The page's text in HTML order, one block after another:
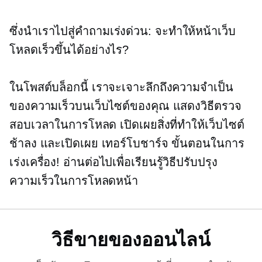
ซึ่งนำเราไปสู่คำถามเร่งด่วน: จะทำให้หน้าเว็บ
โหลดเร็วขึ้นได้อย่างไร?
ในโพสต์บล็อกนี้ เราจะเจาะลึกถึงความจำเป็น
ของความเร็วบนเว็บไซต์ของคุณ แสดงวิธีตรวจ
สอบเวลาในการโหลด เปิดเผยสิ่งที่ทำให้เว็บไซต์
ช้าลง และเปิดเผย เทอร์โบชาร์จ ขั้นตอนในการ
เร่งเครื่อง! อ่านต่อไปเพื่อเรียนรู้วิธีปรับปรุง
ความเร็วในการโหลดหน้า
วิธีขายของออนไลน์